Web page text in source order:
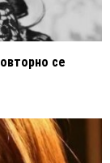
се